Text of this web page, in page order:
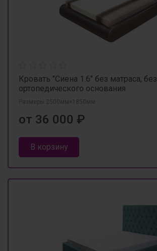
Кровать "Сиена 1.6" без матраса, без
ортопедического основания
Размеры 2500мм×1850мм
от 36 000 ₽
В корзину